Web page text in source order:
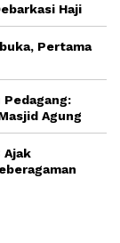
Haji
Pertama
Agung
Ajak